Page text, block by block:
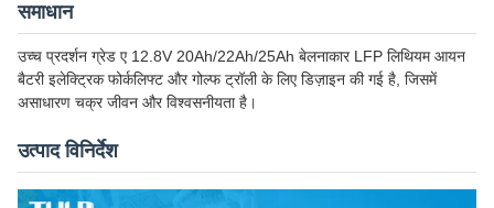
समाधान
उच्च प्रदर्शन ग्रेड ए 12.8V 20Ah/22Ah/25Ah बेलनाकार LFP लिथियम आयन
बैटरी इलेक्ट्रिक फोर्कलिफ्ट और गोल्फ ट्रॉली के लिए डिज़ाइन की गई है, जिसमें
असाधारण चक्र जीवन और विश्वसनीयता है।
उत्पाद विनिर्देश